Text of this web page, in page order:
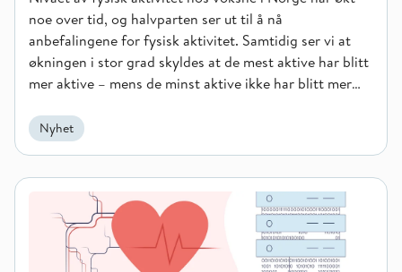
noe over tid, og halvparten ser ut til å nå
anbefalingene for fysisk aktivitet. Samtidig ser vi at
økningen i stor grad skyldes at de mest aktive har blitt
mer aktive – mens de minst aktive ikke har blitt mer
Nyhet
Flere nordmenn får hjerte- og karsykdom